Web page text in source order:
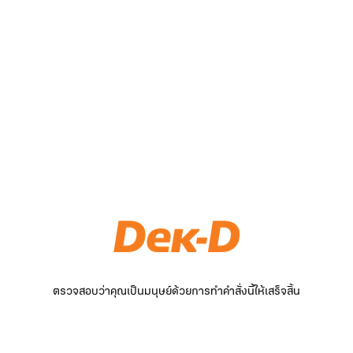
ตรวจสอบว่าคุณเป็นมนุษย์ด้วยการทำคำสั่งนี้ให้เสร็จสิ้น